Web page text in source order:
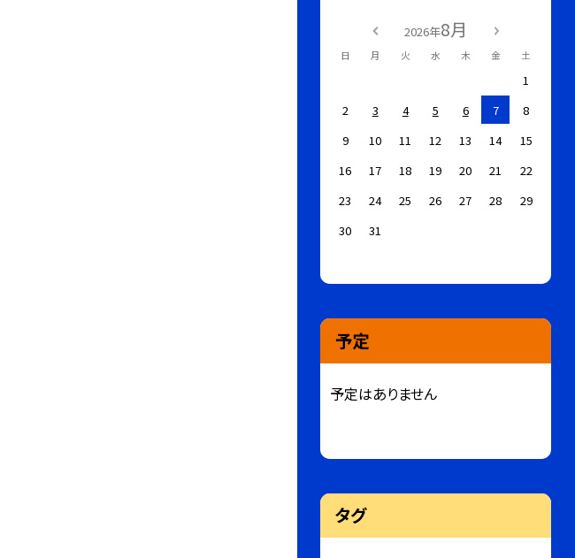
2026年8月
日 月 火 水 木 金 土
1
2
3 4 5 6 7
8
9
10 11 12 13 14
15
16
17 18 19 20 21
22
23
24 25 26 27 28
29
30
31
予定
予定はありません
タグ